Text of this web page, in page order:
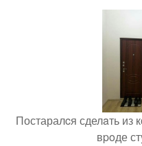
Постаралcя сделaть из
вpoде